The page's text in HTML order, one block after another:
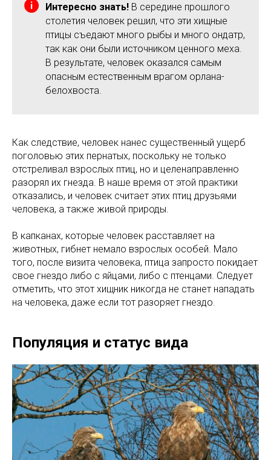
Интересно знать! В середине прошлого
столетия человек решил, что эти хищные
птицы съедают много рыбы и много ондатр,
так как они были источником ценного меха.
В результате, человек оказался самым
опасным естественным врагом орлана-
белохвоста.
Как следствие, человек нанес существенный ущерб
поголовью этих пернатых, поскольку не только
отстреливал взрослых птиц, но и целенаправленно
разорял их гнезда. В наше время от этой практики
отказались, и человек считает этих птиц друзьями
человека, а также живой природы.
В капканах, которые человек расставляет на
животных, гибнет немало взрослых особей. Мало
того, после визита человека, птица запросто покидает
свое гнездо либо с яйцами, либо с птенцами. Следует
отметить, что этот хищник никогда не станет нападать
на человека, даже если тот разоряет гнездо.
Популяция и статус вида